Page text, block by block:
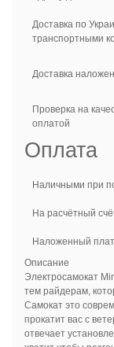
Доставка по
транспортными
Доставка
Проверка на
оплатой
Оплата
Наличными при
На расчётный
Наложенный
Описание
Электросамокат
тем райдерам,
Самокат это
прокатит вас с
отвечает